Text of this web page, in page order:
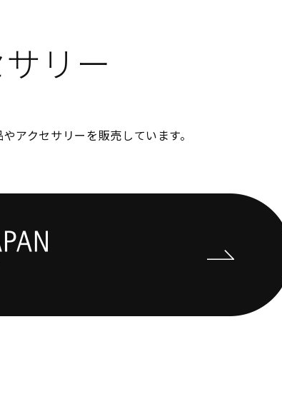
リー
アクセサリーを販売しています。